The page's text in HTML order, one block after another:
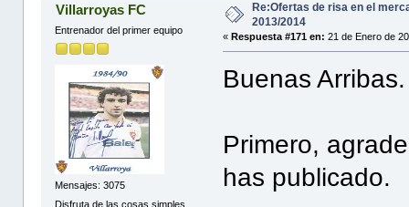
Villarroyas FC
Entrenador del primer equipo
Mensajes: 3075
Disfruta de las cosas simples
Re:Ofertas de risa en el
2013/2014
«Respuesta #171 en: 21 de Enero de
Buenas Arribas.
Primero,
has publicado.